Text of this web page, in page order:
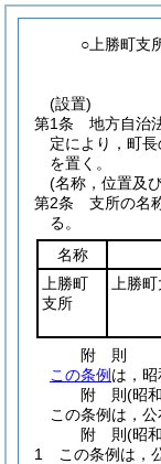
○上勝町支
(設置)
第1条
地方自治
定により，町
を置く。
(名称，位置及
第2条
支所の名
る。
名称
上勝町
支所
上勝
附 則
この条例 は，昭
附 則(昭
この条例は，公
附 則(昭
1
この条例は，